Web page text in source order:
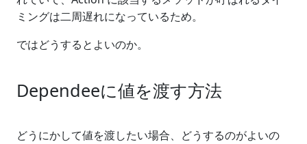
ミングは二周遅れになっているため。
ではどうするとよいのか。
Dependeeに値を渡す方法
どうにかして値を渡したい場合、どうするのがよいの